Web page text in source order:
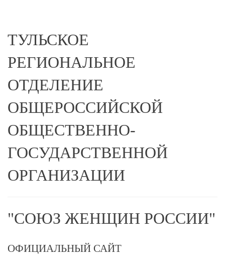
ТУЛЬСКОЕ
РЕГИОНАЛЬНОЕ
ОТДЕЛЕНИЕ
ОБЩЕРОССИЙСКОЙ
ОБЩЕСТВЕННО-
ГОСУДАРСТВЕННОЙ
ОРГАНИЗАЦИИ
"СОЮЗ ЖЕНЩИН РОССИИ"
ОФИЦИАЛЬНЫЙ САЙТ